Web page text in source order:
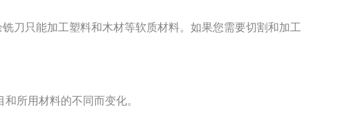
刀只能加工塑料和木材等软质材料。如果您需要切割和加工
所用材料的不同而变化。